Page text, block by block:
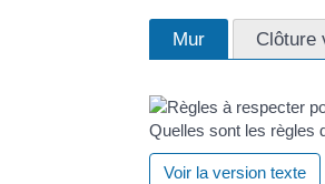
Mur Clôture
Quelles sont les règles
Voir la version texte